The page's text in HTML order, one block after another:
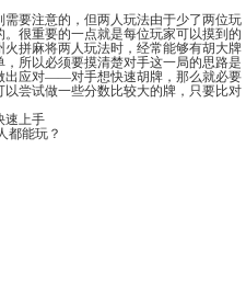
要注意的，但两人玩法由于少了两位玩
很重要的一点就是每位玩家可以摸到的
拼麻将两人玩法时，经常能够有胡大牌
所以必须要摸清楚对手这一局的思路是
出应对——对手想快速胡牌，那么就必要
尝试做一些分数比较大的牌，只要比对
速上手
都能玩？